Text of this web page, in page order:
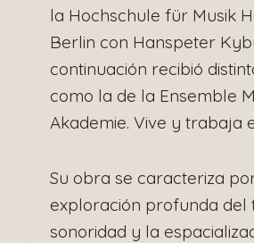
la Hochschule für Musik
Berlin con Hanspeter
continuación recibió
como la de la Ensemble
Akademie. Vive y trabaja
Su obra se caracteriza
exploración profunda del
sonoridad y la